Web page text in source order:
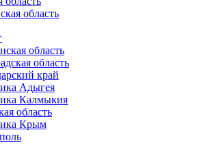
область
область
область
край
Адыгея
Калмыкия
область
Крым